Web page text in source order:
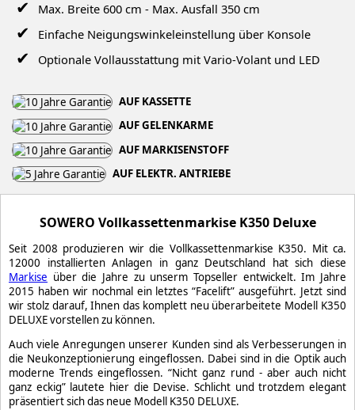
Max. Breite 600 cm - Max. Ausfall 350 cm
Einfache Neigungswinkeleinstellung über Konsole
Optionale Vollausstattung mit Vario-Volant und LED
AUF KASSETTE
AUF GELENKARME
AUF MARKISENSTOFF
AUF ELEKTR. ANTRIEBE
SOWERO Vollkassettenmarkise K350 Deluxe
Seit 2008 produzieren wir die Vollkassettenmarkise K350. Mit ca.
12000 installierten Anlagen in ganz Deutschland hat sich diese
Markise über die Jahre zu unserm Topseller entwickelt. Im Jahre
2015 haben wir nochmal ein letztes “Facelift” ausgeführt. Jetzt sind
wir stolz darauf, Ihnen das komplett neu überarbeitete Modell K350
DELUXE vorstellen zu können.
Auch viele Anregungen unserer Kunden sind als Verbesserungen in
die Neukonzeptionierung eingeflossen. Dabei sind in die Optik auch
moderne Trends eingeflossen. “Nicht ganz rund - aber auch nicht
ganz eckig” lautete hier die Devise. Schlicht und trotzdem elegant
präsentiert sich das neue Modell K350 DELUXE.